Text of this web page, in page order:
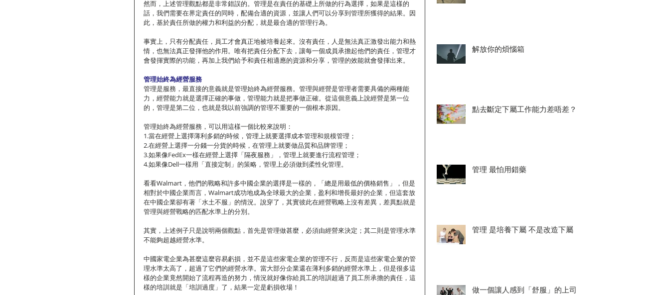
然而，上述管理觀點都是非常錯誤的。管理是在責任的基礎上所做的行為選擇，如果是這樣的
話，我們需要在界定責任的同時，配備合適的資源，並讓人們可以分享到管理所獲得的結果。因
此，基於責任所做的權力和利益的分配，就是最合適的管理行為。
事實上，只有分配責任，員工才會真正地被培養起來。沒有責任，人是無法真正激發出能力和熱
情，也無法真正發揮他的作用。唯有把責任分配下去，讓每一個成員承擔起他們的責任，管理才
會發揮實際的功能，再加上我們給予和責任相適應的資源和分享，管理的效能就會發揮出來。
管理始終為經營服務
管理是服務，最直接的意義就是管理始終為經營服務。管理與經營是管理者需要具備的兩種能
力，經營能力就是選擇正確的事做，管理能力就是把事做正確。從這個意義上說經營是第一位
的，管理是第二位，也就是我以前強調的管理不重要的一個根本原因。
管理始終為經營服務，可以用這樣一個比較來說明：
1.當在經營上選擇薄利多銷的時候，管理上就要選擇成本管理和規模管理；
2.在經營上選擇一分錢一分貨的時候，在管理上就要做品質和品牌管理；
3.如果像FedEx一樣在經營上選擇「隔夜服務」，管理上就要進行流程管理；
4.如果像Dell一樣用「直接定制」的策略，管理上必須做到柔性化管理。
看看Walmart，他們的戰略和許多中國企業的選擇是一樣的，「總是用最低的價格銷售」，但是
相對於中國企業而言，Walmart成功地成為全球最大的企業，盈利和增長最好的企業，但這套放
在中國企業卻有著「水土不服」的情況。說穿了，其實彼此在經營戰略上沒有差異，差異點就是
管理與經營戰略的匹配水準上的分別。
其實，上述例子只是說明兩個觀點，首先是管理做甚麼，必須由經營來決定；其二則是管理水準
不能夠超越經營水準。
中國家電企業為甚麼這麼容易虧損，並不是這些家電企業的管理不行，反而是這些家電企業的管
理水準太高了，超過了它們的經營水準。當大部分企業還在薄利多銷的經營水準上，但是很多這
樣的企業竟然開始了流程再造的努力，情況就好像你給員工的培訓超過了員工所承擔的責任，這
樣的培訓就是「培訓過度」了，結果一定是虧損收場！
解放你的煩惱箱
點去斷定下屬工作能力差唔差？
管理 最怕用錯藥
管理 是培養下屬 不是改造下屬
做一個讓人感到「舒服」的上司